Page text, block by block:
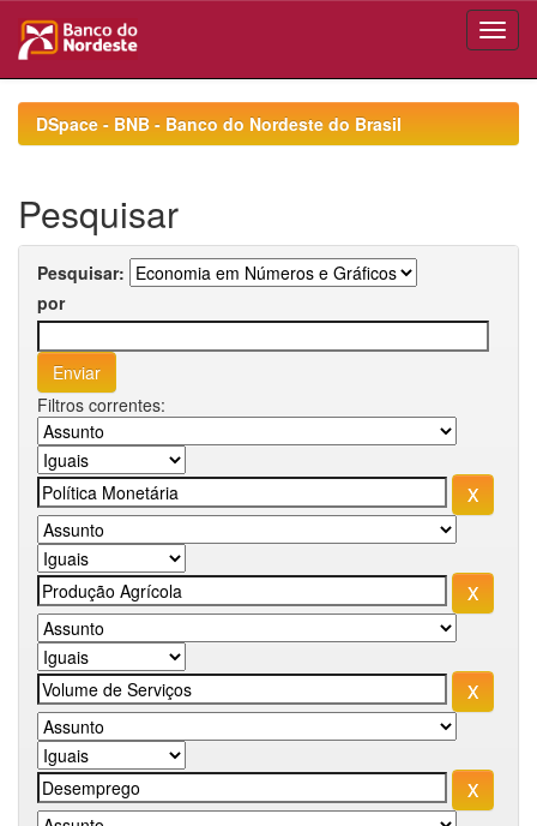
navigationDSpace - BNB - Banco do Nordeste do Brasil
Pesquisar
Pesquisar:
por
Filtros correntes: